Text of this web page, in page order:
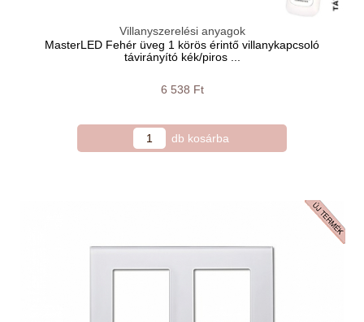
Villanyszerelési anyagok
MasterLED Fehér üveg 1 körös érintő villanykapcsoló
távirányító kék/piros ...
6 538 Ft